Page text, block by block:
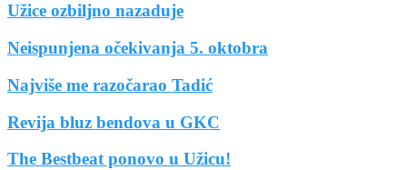
Užice ozbiljno nazaduje
Neispunjena očekivanja 5. oktobra
Najviše me razočarao Tadić
Revija bluz bendova u GKC
The Bestbeat ponovo u Užicu!